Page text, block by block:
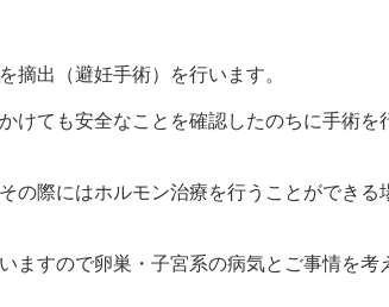
摘出（避妊手術）を行います。
けても安全なことを確認したのちに手術を
の際にはホルモン治療を行うことができる
ますので卵巣・子宮系の病気とご事情を考